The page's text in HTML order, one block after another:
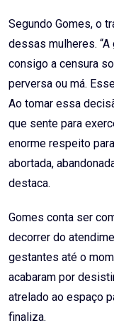
Segundo Gomes, o
dessas mulheres.
consigo a censura
perversa ou má.
Ao tomar essa
que sente para
enorme respeito
abortada,
destaca.
Gomes conta ser
decorrer do
gestantes até o
acabaram por
atrelado ao espaço
finaliza.